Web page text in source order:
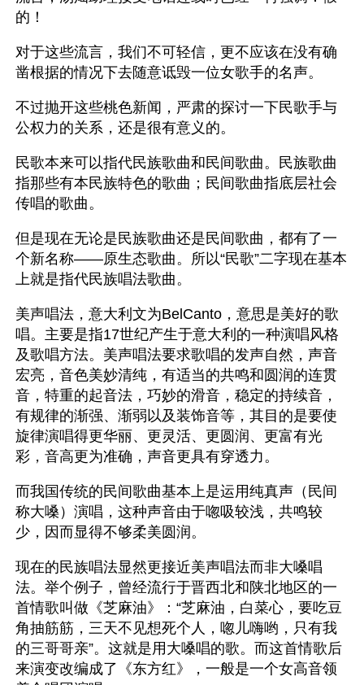
的！
对于这些流言，我们不可轻信，更不应该在没有确
凿根据的情况下去随意诋毁一位女歌手的名声。
不过抛开这些桃色新闻，严肃的探讨一下民歌手与
公权力的关系，还是很有意义的。
民歌本来可以指代民族歌曲和民间歌曲。民族歌曲
指那些有本民族特色的歌曲；民间歌曲指底层社会
传唱的歌曲。
但是现在无论是民族歌曲还是民间歌曲，都有了一
个新名称——原生态歌曲。所以“民歌”二字现在基本
上就是指代民族唱法歌曲。
美声唱法，意大利文为BelCanto，意思是美好的歌
唱。主要是指17世纪产生于意大利的一种演唱风格
及歌唱方法。美声唱法要求歌唱的发声自然，声音
宏亮，音色美妙清纯，有适当的共鸣和圆润的连贯
音，特重的起音法，巧妙的滑音，稳定的持续音，
有规律的渐强、渐弱以及装饰音等，其目的是要使
旋律演唱得更华丽、更灵活、更圆润、更富有光
彩，音高更为准确，声音更具有穿透力。
而我国传统的民间歌曲基本上是运用纯真声（民间
称大嗓）演唱，这种声音由于唿吸较浅，共鸣较
少，因而显得不够柔美圆润。
现在的民族唱法显然更接近美声唱法而非大嗓唱
法。举个例子，曾经流行于晋西北和陕北地区的一
首情歌叫做《芝麻油》：“芝麻油，白菜心，要吃豆
角抽筋筋，三天不见想死个人，唿儿嗨哟，只有我
的三哥哥亲”。这就是用大嗓唱的歌。而这首情歌后
来演变改编成了《东方红》，一般是一个女高音领